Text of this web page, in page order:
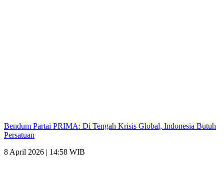
Bendum Partai PRIMA: Di Tengah Krisis Global, Indonesia Butuh
Persatuan
8 April 2026 | 14:58 WIB